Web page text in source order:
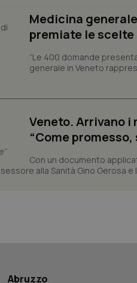
Medicina
premiate le scelte
“Le 400 domande
generale in Veneto
Veneto. Arrivano
“Come promesso,
Con un documento
alla Sanità Gino Gerosa
Abruzzo
_ga_0VMQEQKQ1N
__Secure-YNID
__Secure-
ROLLOUT_TOKEN
tracking-sites-
ironfish-tracking-